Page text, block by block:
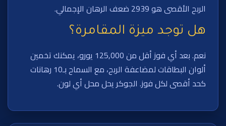
الربح الأقصى هو 2939 ضعف الرهان الإجمالي.
هل توجد ميزة المقامرة؟
نعم. بعد أي فوز أقل من 125,000 يورو، يمكنك تخمين
ألوان البطاقات لمضاعفة الربح، مع السماح بـ10 رهانات
كحد أقصى لكل فوز. الجوكر يحل محل أي لون.